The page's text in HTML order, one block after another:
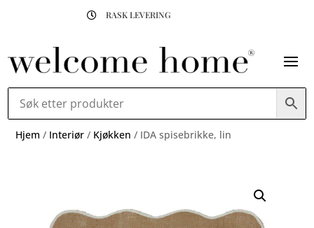
 RASK LEVERING
Hjem / Interiør / Kjøkken / IDA spisebrikke, lin